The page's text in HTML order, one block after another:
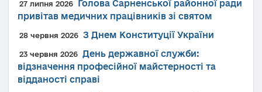
27 липня 2026
Голова Сарненської районної ради
привітав медичних працівників зі святом
28 червня 2026 З Днем Конституції України
23 червня 2026 День державної служби:
відзначення професійної майстерності та
відданості справі